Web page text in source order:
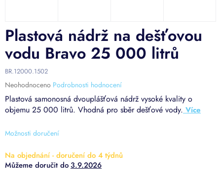
Možnosti doručení
Plastová samonosná dvouplášťová nádrž vysoké kvality o
objemu 25 000 litrů. Vhodná pro sběr dešťové vody.
Plastová nádrž na dešťovou
vodu Bravo 25 000 litrů
BR.12000.1502
Průměrné
hodnocení
produktu
je
z
hvězdiček.
Neohodnoceno Podrobnosti hodnocení
Na objednání - doručení do 4 týdnů
3.9.2026